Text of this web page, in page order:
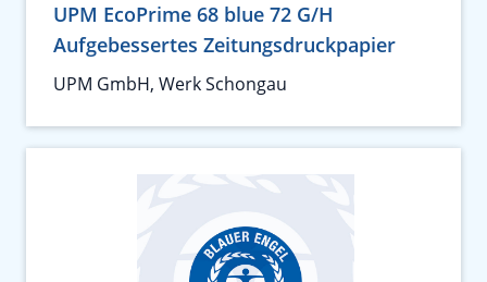
UPM EcoPrime 68 blue 72 G/H
Aufgebessertes Zeitungsdruckpapier
UPM GmbH, Werk Schongau